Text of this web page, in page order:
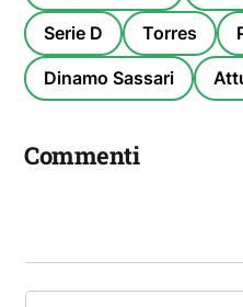
Serie D Torres
Dinamo Sassari
Commenti